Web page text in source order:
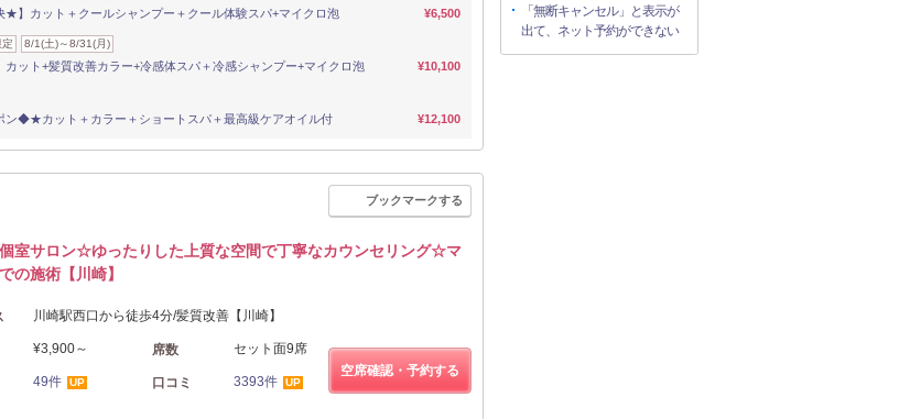
★】カット＋クールシャンプー＋クール体験スパ+マイクロ泡 ¥6,500
8/1(土)～8/31(月)
ット+髪質改善カラー+冷感体スパ＋冷感シャンプー+マイクロ泡 ¥10,100
◆★カット＋カラー＋ショートスパ＋最高級ケアオイル付 ¥12,100
ブックマークする
室サロン☆ゆったりした上質な空間で丁寧なカウンセリング☆マ
の施術【川崎】
川崎駅西口から徒歩4分/髪質改善【川崎】
¥3,900～ 席数 セット面9席
49件 UP 口コミ 3393件 UP
空席確認・予約する
「無断キャンセル」と表示が
出て、ネット予約ができない